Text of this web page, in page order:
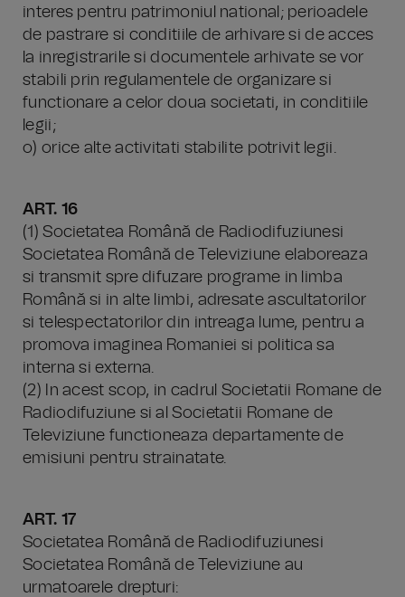
interes pentru patrimoniul national; perioadele
de pastrare si conditiile de arhivare si de acces
la inregistrarile si documentele arhivate se vor
stabili prin regulamentele de organizare si
functionare a celor doua societati, in conditiile
legii;
o) orice alte activitati stabilite potrivit legii.
ART. 16
(1) Societatea Română de Radiodifuziunesi
Societatea Română de Televiziune elaboreaza
si transmit spre difuzare programe in limba
Română si in alte limbi, adresate ascultatorilor
si telespectatorilor din intreaga lume, pentru a
promova imaginea Romaniei si politica sa
interna si externa.
(2) In acest scop, in cadrul Societatii Romane de
Radiodifuziune si al Societatii Romane de
Televiziune functioneaza departamente de
emisiuni pentru strainatate.
ART. 17
Societatea Română de Radiodifuziunesi
Societatea Română de Televiziune au
urmatoarele drepturi: